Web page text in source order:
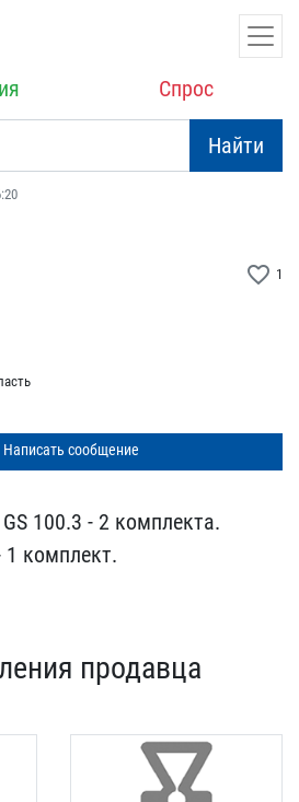
Спрос
Найти
favorite_border 1
Написать сообщение
100.3 - 2 комплекта​.
1 комплект.
продавца